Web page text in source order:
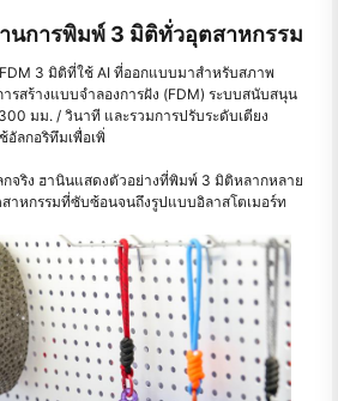
นการพิมพ์ 3 มิติทั่วอุตสาหกรรม
3 มิติที่ใช้ AI ที่ออกแบบมาสําหรับสภาพ
รสร้างแบบจําลองการฝัง (FDM) ระบบสนับสนุน
มม. / วินาที และรวมการปรับระดับเตียง
ลกอริทึมเพื่อเพิ่
กจริง ฮานินแสดงตัวอย่างที่พิมพ์ 3 มิติหลากหลาย
าหกรรมที่ซับซ้อนจนถึงรูปแบบอิลาสโตเมอร์ท